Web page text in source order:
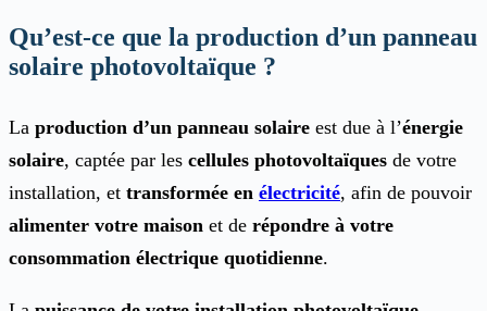
Qu’est-ce que la production d’un panneau
solaire photovoltaïque ?
La production d’un panneau solaire est due à l’énergie
solaire, captée par les cellules photovoltaïques de votre
installation, et transformée en électricité, afin de pouvoir
alimenter votre maison et de répondre à votre
consommation électrique quotidienne.